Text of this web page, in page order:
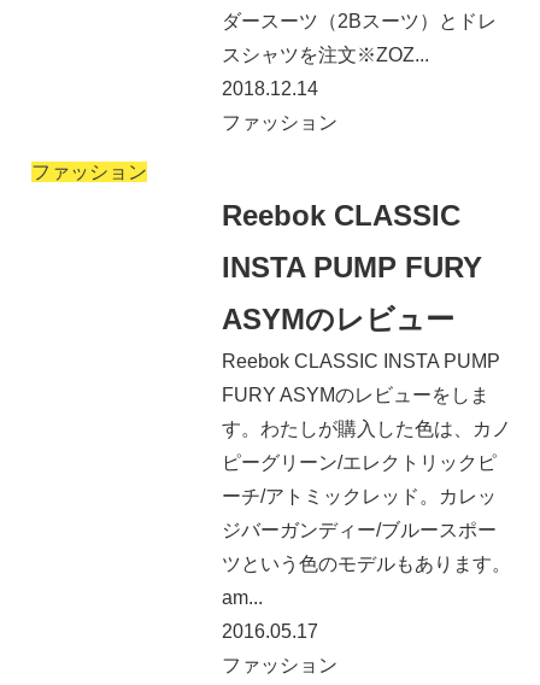
ダースーツ（2Bスーツ）とドレ
スシャツを注文※ZOZ...
2018.12.14
ファッション
ファッション
Reebok CLASSIC
INSTA PUMP FURY
ASYMのレビュー
Reebok CLASSIC INSTA PUMP
FURY ASYMのレビューをしま
す。わたしが購入した色は、カノ
ピーグリーン/エレクトリックピ
ーチ/アトミックレッド。カレッ
ジバーガンディー/ブルースポー
ツという色のモデルもあります。
am...
2016.05.17
ファッション